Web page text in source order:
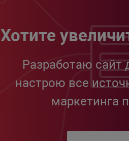
Хотите
Разработаю сайт
настрою все
маркетинга